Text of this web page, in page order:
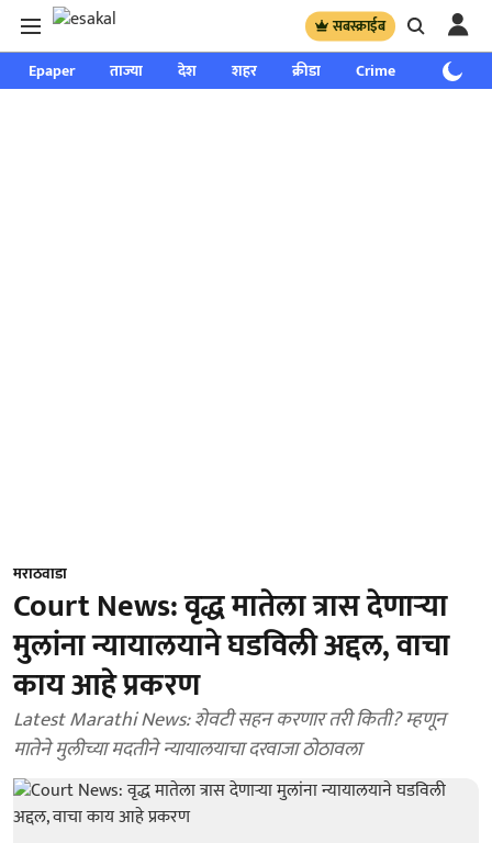
सबस्क्राईब
Epaper ताज्या देश शहर क्रीडा Crime साप्ताहिक
मराठवाडा
Court News: वृद्ध मातेला त्रास देणाऱ्या
मुलांना न्यायालयाने घडविली अद्दल, वाचा
काय आहे प्रकरण
Latest Marathi News: शेवटी सहन करणार तरी किती? म्हणून
मातेने मुलीच्या मदतीने न्यायालयाचा दरवाजा ठोठावला